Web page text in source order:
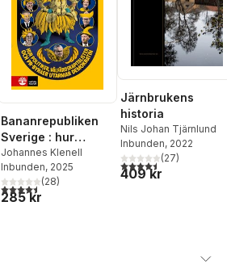
Bananrepubliken
Sverige : hur
politiker,
välfärdskapitalister
och pr-byråer
utarmar demokratin
Johannes Klenell
Inbunden, 2025
4,5utav 5 stjärnor. Totalt antal röster:
(28)
285 kr
Järnbrukens
historia
Nils Johan Tjärnlund
Inbunden, 2022
4,5utav 5 stjärnor.
(27)
409 kr